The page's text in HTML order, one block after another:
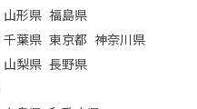
山形県 福島県
千葉県 東京都 神奈川県
山梨県 長野県